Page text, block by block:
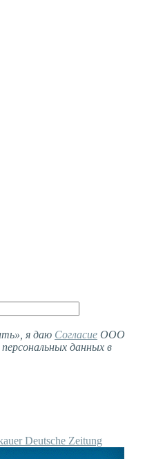
я даю Согласие ООО
данных в
Deutsche Zeitung